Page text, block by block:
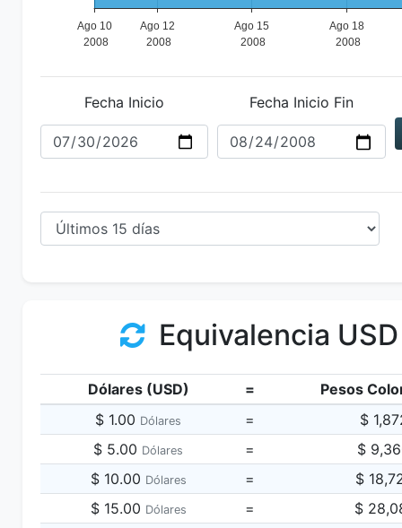
Fecha Inicio
Fecha Inicio Fin
Equivalencia
Dólares (USD) =
Pesos
$ 1.00 Dólares = $
$ 5.00 Dólares = $
$ 10.00 Dólares = $
$ 15.00 Dólares = $